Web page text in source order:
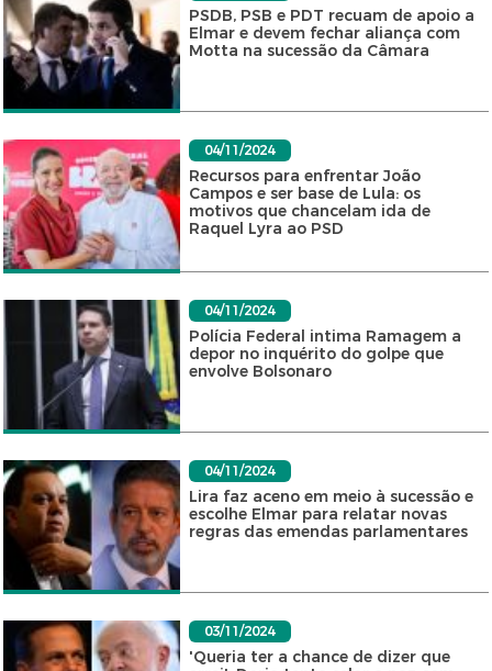
PSDB, PSB e PDT recuam de apoio a
Elmar e devem fechar aliança com
Motta na sucessão da Câmara
04/11/2024
Recursos para enfrentar João
Campos e ser base de Lula: os
motivos que chancelam ida de
Raquel Lyra ao PSD
04/11/2024
Polícia Federal intima Ramagem a
depor no inquérito do golpe que
envolve Bolsonaro
04/11/2024
Lira faz aceno em meio à sucessão e
escolhe Elmar para relatar novas
regras das emendas parlamentares
03/11/2024
'Queria ter a chance de dizer que